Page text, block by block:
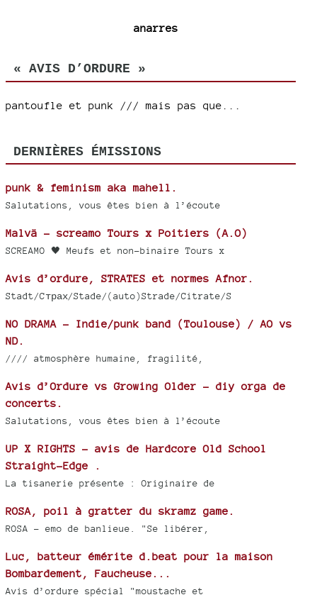
anarres
« AVIS D’ORDURE »
pantoufle et punk /// mais pas que...
DERNIÈRES ÉMISSIONS
punk & feminism aka mahell.
Salutations, vous êtes bien à l’écoute
Malvä - screamo Tours x Poitiers (A.O)
SCREAMO 🖤 Meufs et non-binaire Tours x
Avis d’ordure, STRATES et normes Afnor.
Stadt/Cтрах/Stade/(auto)Strade/Citrate/S
NO DRAMA - Indie/punk band (Toulouse) / AO vs
ND.
//// atmosphère humaine, fragilité,
Avis d’Ordure vs Growing Older - diy orga de
concerts.
Salutations, vous êtes bien à l’écoute
UP X RIGHTS - avis de Hardcore Old School
Straight-Edge .
La tisanerie présente : Originaire de
ROSA, poil à gratter du skramz game.
ROSA - emo de banlieue. "Se libérer,
Luc, batteur émérite d.beat pour la maison
Bombardement, Faucheuse...
Avis d’ordure spécial "moustache et